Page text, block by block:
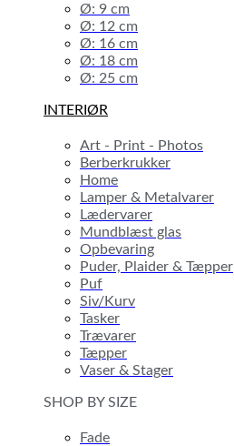
Ø: 9 cm
Ø: 12 cm
Ø: 16 cm
Ø: 18 cm
Ø: 25 cm
INTERIØR
Art - Print - Photos
Berberkrukker
Home
Lamper & Metalvarer
Lædervarer
Mundblæst glas
Opbevaring
Puder, Plaider & Tæpper
Puf
Siv/Kurv
Tasker
Trævarer
Tæpper
Vaser & Stager
SHOP BY SIZE
Fade